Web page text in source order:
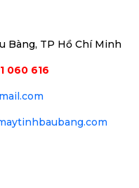
latitude 7480 core
8GB ssd 256GB
Bàng, TP Hồ Chí Minh
060 616